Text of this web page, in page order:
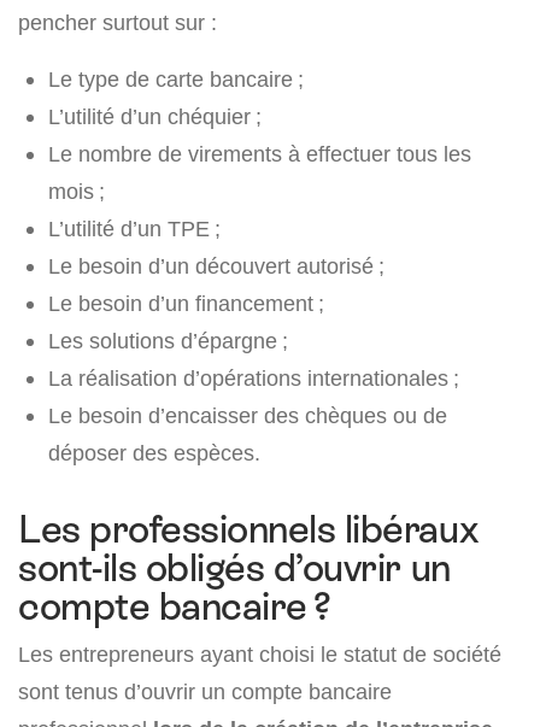
pencher surtout sur :
Le type de carte bancaire ;
L’utilité d’un chéquier ;
Le nombre de virements à effectuer tous les
mois ;
L’utilité d’un TPE ;
Le besoin d’un découvert autorisé ;
Le besoin d’un financement ;
Les solutions d’épargne ;
La réalisation d’opérations internationales ;
Le besoin d’encaisser des chèques ou de
déposer des espèces.
Les professionnels libéraux
sont-ils obligés d’ouvrir un
compte bancaire ?
Les entrepreneurs ayant choisi le statut de société
sont tenus d’ouvrir un compte bancaire